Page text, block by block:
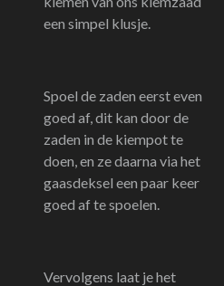
een simpel klusje.
Spoel de zaden eerst even
goed af, dit kan door de
zaden in de kiempot te
doen, en ze daarna via het
gaasdeksel een paar keer
goed af te spoelen.
Vervolgens laat je het